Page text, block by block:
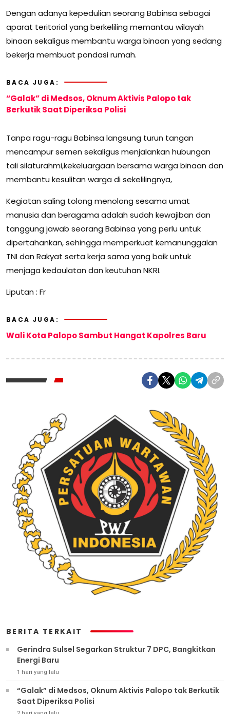
Dengan adanya kepedulian seorang Babinsa sebagai
aparat teritorial yang berkeliling memantau wilayah
binaan sekaligus membantu warga binaan yang sedang
bekerja membuat pondasi rumah.
BACA JUGA:
“Galak” di Medsos, Oknum Aktivis Palopo tak
Berkutik Saat Diperiksa Polisi
Tanpa ragu-ragu Babinsa langsung turun tangan
mencampur semen sekaligus menjalankan hubungan
tali silaturahmi,kekeluargaan bersama warga binaan dan
membantu kesulitan warga di sekelilingnya,
Kegiatan saling tolong menolong sesama umat
manusia dan beragama adalah sudah kewajiban dan
tanggung jawab seorang Babinsa yang perlu untuk
dipertahankan, sehingga memperkuat kemanunggalan
TNI dan Rakyat serta kerja sama yang baik untuk
menjaga kedaulatan dan keutuhan NKRI.
Liputan : Fr
BACA JUGA:
Wali Kota Palopo Sambut Hangat Kapolres Baru
BERITA TERKAIT
Gerindra Sulsel Segarkan Struktur 7 DPC, Bangkitkan
Energi Baru
1 hari yang lalu
“Galak” di Medsos, Oknum Aktivis Palopo tak Berkutik
Saat Diperiksa Polisi